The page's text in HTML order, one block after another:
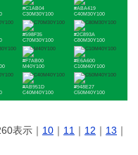
#C1AB04
C30M30Y100
#ABA419
C40M30Y100
#598F35
C70M30Y100
#2C893A
C80M30Y100
#F7AB00
M40Y100
#E6A600
C10M40Y100
#AB951D
C40M40Y100
#948E27
C50M40Y100
表示｜ 10 ｜ 11 ｜ 12 ｜ 13 ｜